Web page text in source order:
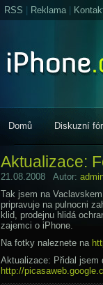
RSS Reklama|
Domů Diskuzní
Aktualizace:
21.08.2008 Autor:
Tak jsem na
pripravuje na pulnocni
klid, prodejnu hlidá
zajemci o iPhone.
Na fotky naleznete na
Aktualizace: Přidal jsem
http://